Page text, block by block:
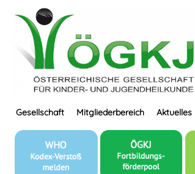
Gesellschaft Mitgliederbereich Aktuelles